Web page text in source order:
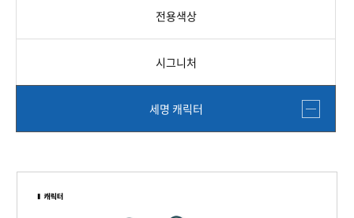
전용색상
시그니처
세명 캐릭터